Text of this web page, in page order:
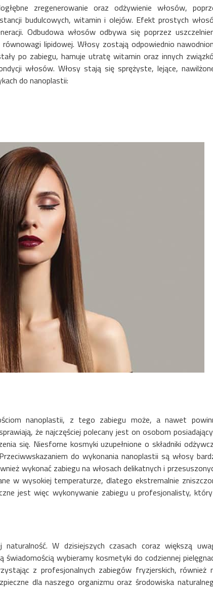
zregenerowanie oraz odżywienie włosów,
budulcowych, witamin i olejów. Efekt prostych
Odbudowa włosów odbywa się poprzez
lipidowej. Włosy zostają odpowiednio
po zabiegu, hamuje utratę witamin oraz innych
włosów. Włosy stają się sprężyste, lejące,
do nanoplastii:
nanoplastii, z tego zabiegu może, a nawet
że najczęściej polecany jest on osobom
się. Niesforne kosmyki uzupełnione o składniki
do wykonania nanoplastii są włosy
wykonać zabiegu na włosach delikatnych i
w wysokiej temperaturze, dlatego ekstremalnie
jest więc wykonywanie zabiegu u profesjonalisty,
W dzisiejszych czasach coraz większą
wybieramy kosmetyki do codziennej
z profesjonalnych zabiegów fryzjerskich, również
dla naszego organizmu oraz środowiska